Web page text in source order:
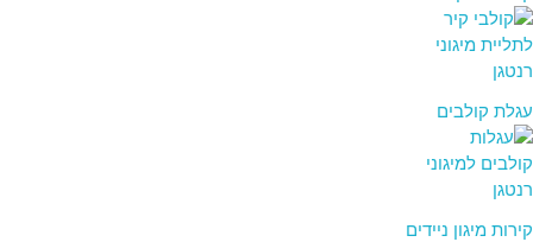
עגלת קולבים
קירות מיגון ניידים